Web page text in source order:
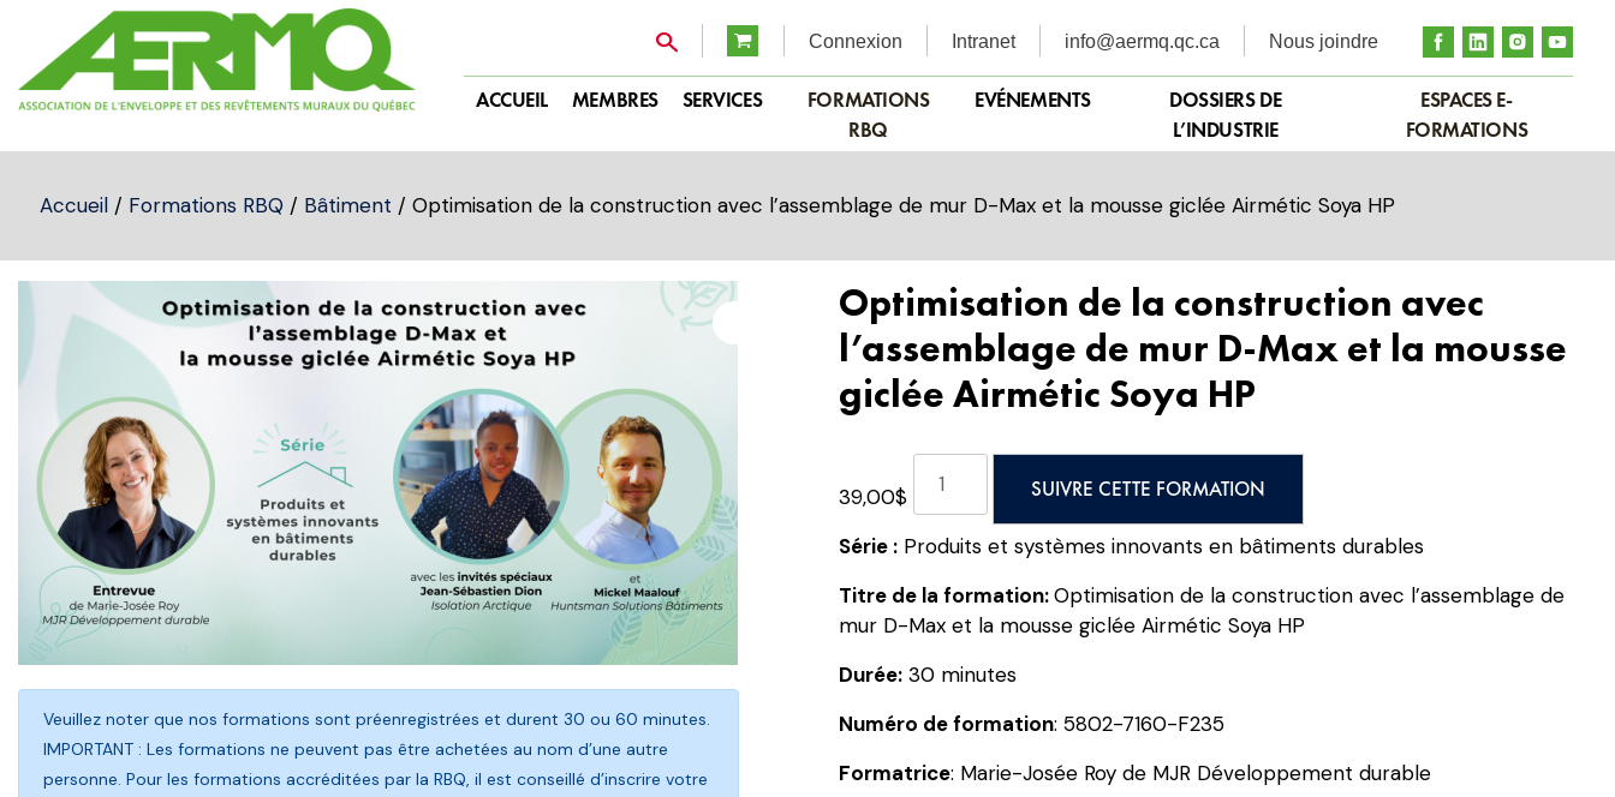
content
Connexion Intranet info@aermq.qc.ca Nous joindre
ACCUEIL MEMBRES SERVICES
FORMATIONS
RBQ
EVÉNEMENTS
DOSSIERS DE
L’INDUSTRIE
ESPACES E-
FORMATIONS
Accueil / Formations RBQ / Bâtiment / Optimisation de la construction avec l’assemblage de mur D-Max et la mousse giclée Airmétic Soya HP
Veuillez noter que nos formations sont préenregistrées et durent 30 ou 60 minutes.
IMPORTANT : Les formations ne peuvent pas être achetées au nom d’une autre
personne. Pour les formations accréditées par la RBQ, il est conseillé d’inscrire votre
Optimisation de la construction avec
l’assemblage de mur D-Max et la mousse
giclée Airmétic Soya HP
39,00$
Optimisation
de
la
construction
l’assemblage
mur
D-
SUIVRE CETTE FORMATION
Série : Produits et systèmes innovants en bâtiments durables
Titre de la formation:Optimisation de la construction avec l’assemblage de
mur D-Max et la mousse giclée Airmétic Soya HP
Durée: 30 minutes
Numéro de formation: 5802-7160-F235
Formatrice: Marie-Josée Roy de MJR Développement durable